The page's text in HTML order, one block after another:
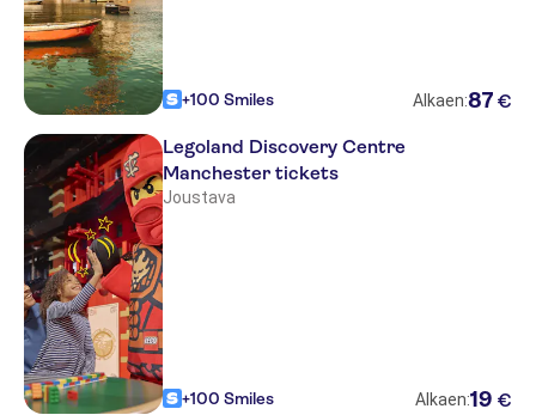
+100 Smiles Alkaen:87 €
Legoland Discovery Centre
Manchester tickets
Joustava
+100 Smiles Alkaen:19 €